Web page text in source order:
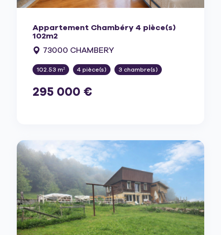
Appartement Chambéry 4 pièce(s)
102m2
73000 CHAMBERY
102.53 m² 4 pièce(s) 3 chambre(s)
295 000 €